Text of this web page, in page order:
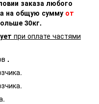
заказа любого
на общую сумму от
30кг.
при оплате частями
.